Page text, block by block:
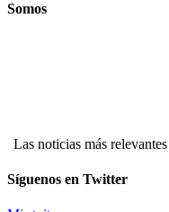
Somos
Las noticias más
Síguenos en Twitter